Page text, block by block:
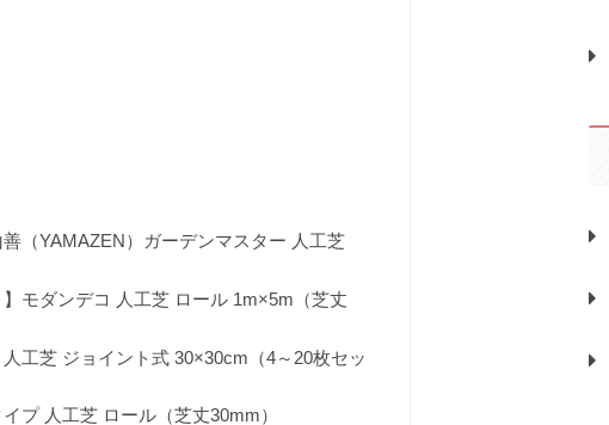
（YAMAZEN）ガーデンマスター 人工芝
モダンデコ 人工芝 ロール 1m×5m（芝丈
工芝 ジョイント式 30×30cm（4～20枚セッ
プ 人工芝 ロール（芝丈30mm）